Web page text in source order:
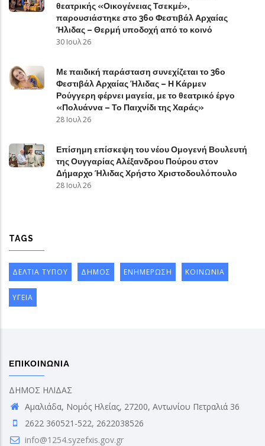
θεατρικής «Οικογένειας Τσεκμέ»,
παρουσιάστηκε στο 36ο Φεστιβάλ Αρχαίας
Ήλιδας – Θερμή υποδοχή από το κοινό
30 Ιουλ 26
Με παιδική παράσταση συνεχίζεται το 36ο
Φεστιβάλ Αρχαίας Ήλιδας – Η Κάρμεν
Ρούγγερη φέρνει μαγεία, με το θεατρικό έργο
«Πολυάννα – Το Παιχνίδι της Χαράς»
28 Ιουλ 26
Επίσημη επίσκεψη του νέου Ομογενή Βουλευτή
της Ουγγαρίας Αλέξανδρου Πούρου στον
Δήμαρχο Ήλιδας Χρήστο Χριστοδουλόπουλο
28 Ιουλ 26
TAGS
ΔΕΛΤΙΑ ΤΥΠΟΥ ΔΗΜΟΣ ΕΝΗΜΕΡΩΣΗ ΚΟΙΝΩΝΙΑ
ΥΓΕΙΑ
ΕΠΙΚΟΙΝΩΝΙΑ
ΔΗΜΟΣ ΗΛΙΔΑΣ
Αμαλιάδα, Νομός Ηλείας, 27200, Αντωνίου Πετραλιά 36
2622 360521-522, 2622038526
info@1254.syzefxis.gov.gr